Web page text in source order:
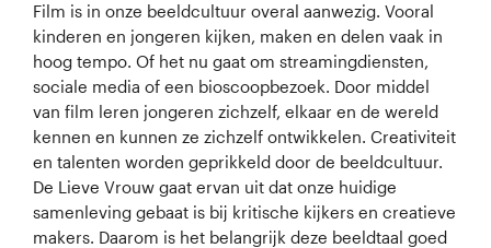
Film is in onze beeldcultuur overal aanwezig. Vooral
kinderen en jongeren kijken, maken en delen vaak in
hoog tempo. Of het nu gaat om streamingdiensten,
sociale media of een bioscoopbezoek. Door middel
van film leren jongeren zichzelf, elkaar en de wereld
kennen en kunnen ze zichzelf ontwikkelen. Creativiteit
en talenten worden geprikkeld door de beeldcultuur.
De Lieve Vrouw gaat ervan uit dat onze huidige
samenleving gebaat is bij kritische kijkers en creatieve
makers. Daarom is het belangrijk deze beeldtaal goed